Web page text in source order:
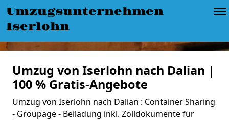
Umzugsunternehmen
Iserlohn
Umzug von Iserlohn nach Dalian |
100 % Gratis-Angebote
Umzug von Iserlohn nach Dalian : Container Sharing
- Groupage - Beiladung inkl. Zolldokumente für